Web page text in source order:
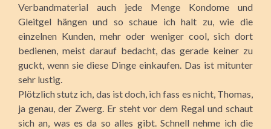
Verbandmaterial auch jede Menge Kondome und
Gleitgel hängen und so schaue ich halt zu, wie die
einzelnen Kunden, mehr oder weniger cool, sich dort
bedienen, meist darauf bedacht, das gerade keiner zu
guckt, wenn sie diese Dinge einkaufen. Das ist mitunter
sehr lustig.
Plötzlich stutz ich, das ist doch, ich fass es nicht, Thomas,
ja genau, der Zwerg. Er steht vor dem Regal und schaut
sich an, was es da so alles gibt. Schnell nehme ich die